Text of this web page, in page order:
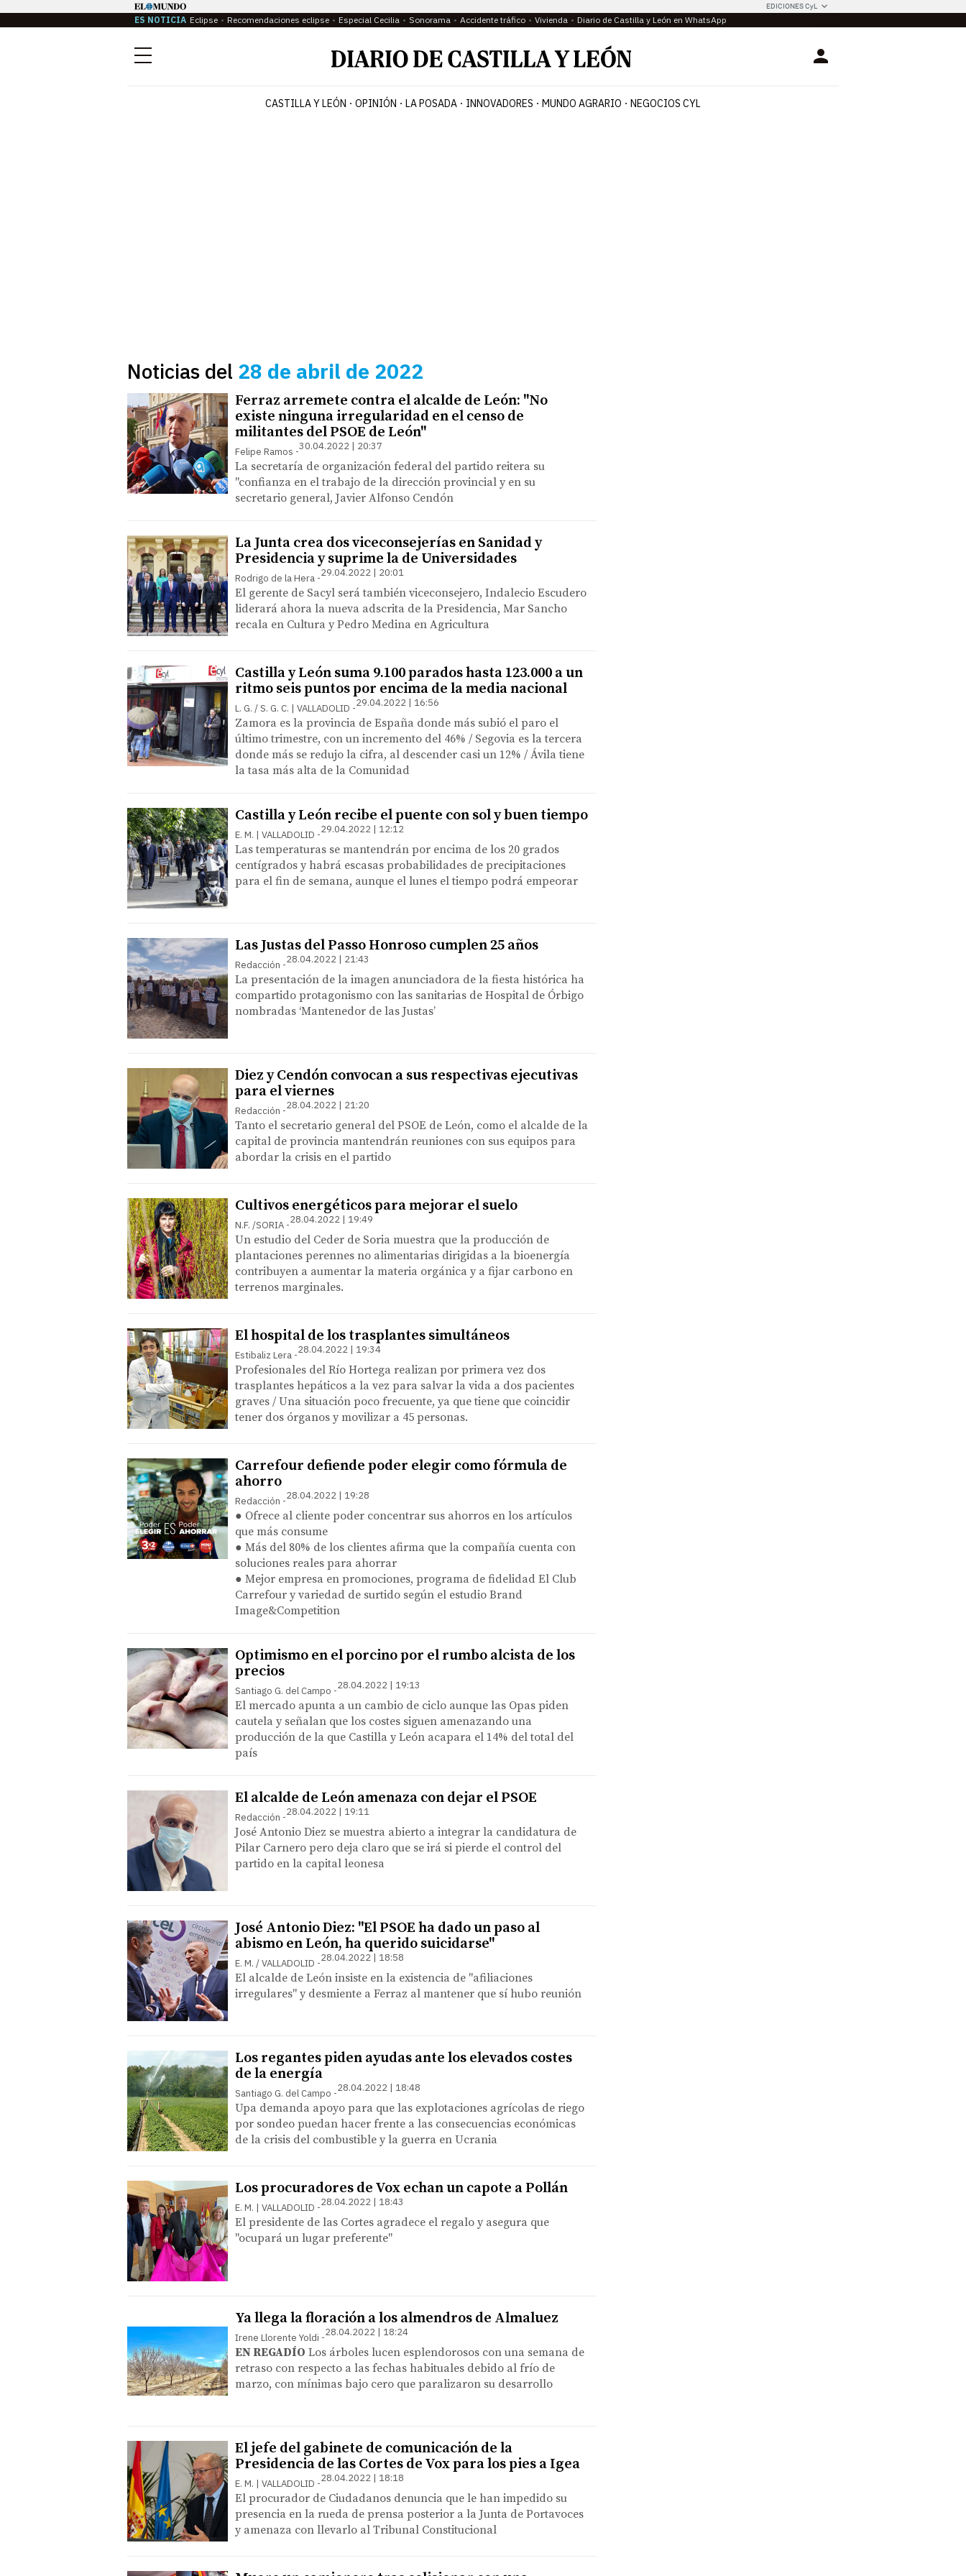
EDICIONES CyL
ES NOTICIA Eclipse Recomendaciones eclipse Especial Cecilia Sonorama Accidente tráfico Vivienda Diario de Castilla y León en WhatsApp
Menú Login
CASTILLA Y LEÓN OPINIÓN LA POSADA INNOVADORES MUNDO AGRARIO NEGOCIOS CYL
Noticias del 28 de abril de 2022
Ferraz arremete contra el alcalde de León: "No
existe ninguna irregularidad en el censo de
militantes del PSOE de León"
Felipe Ramos 30.04.2022 | 20:37
La secretaría de organización federal del partido reitera su
"confianza en el trabajo de la dirección provincial y en su
secretario general, Javier Alfonso Cendón
La Junta crea dos viceconsejerías en Sanidad y
Presidencia y suprime la de Universidades
Rodrigo de la Hera 29.04.2022 | 20:01
El gerente de Sacyl será también viceconsejero, Indalecio Escudero
liderará ahora la nueva adscrita de la Presidencia, Mar Sancho
recala en Cultura y Pedro Medina en Agricultura
Castilla y León suma 9.100 parados hasta 123.000 a un
ritmo seis puntos por encima de la media nacional
L. G. / S. G. C. | VALLADOLID 29.04.2022 | 16:56
Zamora es la provincia de España donde más subió el paro el
último trimestre, con un incremento del 46% / Segovia es la tercera
donde más se redujo la cifra, al descender casi un 12% / Ávila tiene
la tasa más alta de la Comunidad
Castilla y León recibe el puente con sol y buen tiempo
E. M. | VALLADOLID 29.04.2022 | 12:12
Las temperaturas se mantendrán por encima de los 20 grados
centígrados y habrá escasas probabilidades de precipitaciones
para el fin de semana, aunque el lunes el tiempo podrá empeorar
Las Justas del Passo Honroso cumplen 25 años
Redacción 28.04.2022 | 21:43
La presentación de la imagen anunciadora de la fiesta histórica ha
compartido protagonismo con las sanitarias de Hospital de Órbigo
nombradas ‘Mantenedor de las Justas’
Diez y Cendón convocan a sus respectivas ejecutivas
para el viernes
Redacción 28.04.2022 | 21:20
Tanto el secretario general del PSOE de León, como el alcalde de la
capital de provincia mantendrán reuniones con sus equipos para
abordar la crisis en el partido
Cultivos energéticos para mejorar el suelo
N.F. /SORIA 28.04.2022 | 19:49
Un estudio del Ceder de Soria muestra que la producción de
plantaciones perennes no alimentarias dirigidas a la bioenergía
contribuyen a aumentar la materia orgánica y a fijar carbono en
terrenos marginales.
El hospital de los trasplantes simultáneos
Estibaliz Lera 28.04.2022 | 19:34
Profesionales del Río Hortega realizan por primera vez dos
trasplantes hepáticos a la vez para salvar la vida a dos pacientes
graves / Una situación poco frecuente, ya que tiene que coincidir
tener dos órganos y movilizar a 45 personas.
Carrefour defiende poder elegir como fórmula de
ahorro
Redacción 28.04.2022 | 19:28
● Ofrece al cliente poder concentrar sus ahorros en los artículos
que más consume
● Más del 80% de los clientes afirma que la compañía cuenta con
soluciones reales para ahorrar
● Mejor empresa en promociones, programa de fidelidad El Club
Carrefour y variedad de surtido según el estudio Brand
Image&Competition
Optimismo en el porcino por el rumbo alcista de los
precios
Santiago G. del Campo 28.04.2022 | 19:13
El mercado apunta a un cambio de ciclo aunque las Opas piden
cautela y señalan que los costes siguen amenazando una
producción de la que Castilla y León acapara el 14% del total del
país
El alcalde de León amenaza con dejar el PSOE
Redacción 28.04.2022 | 19:11
José Antonio Diez se muestra abierto a integrar la candidatura de
Pilar Carnero pero deja claro que se irá si pierde el control del
partido en la capital leonesa
José Antonio Diez: "El PSOE ha dado un paso al
abismo en León, ha querido suicidarse"
E. M. / VALLADOLID 28.04.2022 | 18:58
El alcalde de León insiste en la existencia de "afiliaciones
irregulares" y desmiente a Ferraz al mantener que sí hubo reunión
Los regantes piden ayudas ante los elevados costes
de la energía
Santiago G. del Campo 28.04.2022 | 18:48
Upa demanda apoyo para que las explotaciones agrícolas de riego
por sondeo puedan hacer frente a las consecuencias económicas
de la crisis del combustible y la guerra en Ucrania
Los procuradores de Vox echan un capote a Pollán
E. M. | VALLADOLID 28.04.2022 | 18:43
El presidente de las Cortes agradece el regalo y asegura que
"ocupará un lugar preferente"
Ya llega la floración a los almendros de Almaluez
Irene Llorente Yoldi 28.04.2022 | 18:24
EN REGADÍO Los árboles lucen esplendorosos con una semana de
retraso con respecto a las fechas habituales debido al frío de
marzo, con mínimas bajo cero que paralizaron su desarrollo
El jefe del gabinete de comunicación de la
Presidencia de las Cortes de Vox para los pies a Igea
E. M. | VALLADOLID 28.04.2022 | 18:18
El procurador de Ciudadanos denuncia que le han impedido su
presencia en la rueda de prensa posterior a la Junta de Portavoces
y amenaza con llevarlo al Tribunal Constitucional